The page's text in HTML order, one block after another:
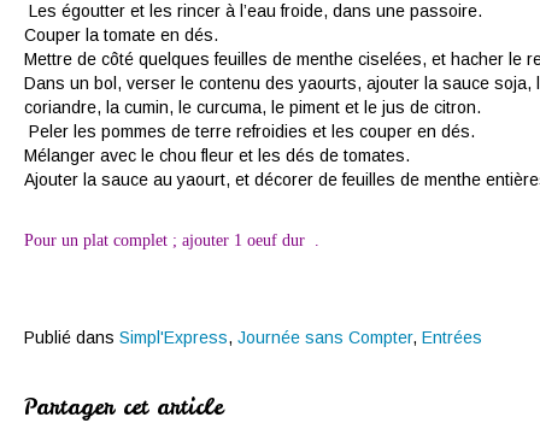
Les égoutter et les rincer à l’eau froide, dans une passoire.
Couper la tomate en dés.
Mettre de côté quelques feuilles de menthe ciselées, et hacher le
Dans un bol, verser le contenu des yaourts, ajouter la sauce soja,
coriandre, la cumin, le curcuma, le piment et le jus de citron.
Peler les pommes de terre refroidies et les couper en dés.
Mélanger avec le chou fleur et les dés de tomates.
Ajouter la sauce au yaourt, et décorer de feuilles de menthe
Pour un plat complet ; ajouter 1 oeuf dur .
Publié dans Simpl'Express, Journée sans Compter, Entrées
Partager cet article